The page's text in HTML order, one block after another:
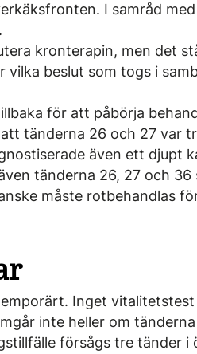
I samråd
kronterapin, men det
vilka beslut som togs i
för att påbörja
tänderna 26 och 27 var
även ett djupt
tänderna 26, 27 och 36
måste rotbehandlas
Inget vitalitetstest
inte heller om
försågs tre tänder i